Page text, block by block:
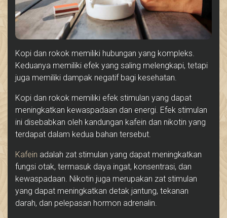
Kopi dan rokok memiliki hubungan yang kompleks.
Keduanya memiliki efek yang saling melengkapi, tetapi
juga memiliki dampak negatif bagi kesehatan.
Kopi dan rokok memiliki efek stimulan yang dapat
meningkatkan kewaspadaan dan energi. Efek stimulan
ini disebabkan oleh kandungan kafein dan nikotin yang
terdapat dalam kedua bahan tersebut.
Kafein adalah zat stimulan yang dapat meningkatkan
fungsi otak, termasuk daya ingat, konsentrasi, dan
kewaspadaan. Nikotin juga merupakan zat stimulan
yang dapat meningkatkan detak jantung, tekanan
darah, dan pelepasan hormon adrenalin.